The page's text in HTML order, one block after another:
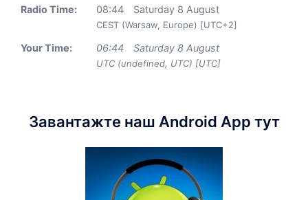
Radio Time: 08:44 Saturday 8 August
CEST (Warsaw, Europe) [UTC+2]
Your Time: 06:44 Saturday 8 August
UTC (undefined, UTC) [UTC]
Завантажте наш Android App тут